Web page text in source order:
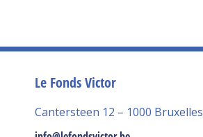
Le Fonds Victor
Cantersteen 12 – 1000 Bruxelles